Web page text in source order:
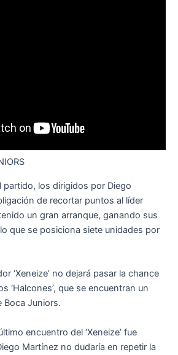
los dirigidos por Diego
de recortar puntos al líder
un gran arranque, ganando sus
que se posiciona siete unidades por
‘Xeneize’ no dejará pasar la chance
‘Halcones’, que se encuentran un
Boca Juniors.
encuentro del ‘Xeneize’ fue
Martínez no dudaría en repetir la